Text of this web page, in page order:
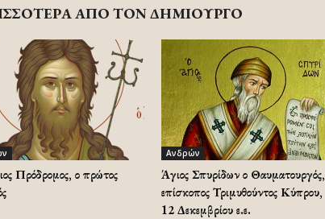
ΑΠΟ ΤΟΝ ΔΗΜΙΟΥΡΓΟ
Πρόδρομος, ο πρώτος
Ανδρών
Άγιος Σπυρίδων ο Θαυματουργός,
επίσκοπος Τριμυθούντος Κύπρου,
12 Δεκεμβρίου ε.ε.